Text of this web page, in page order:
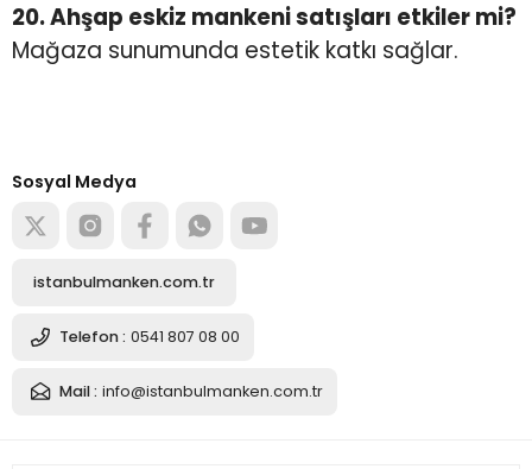
20. Ahşap eskiz mankeni satışları etkiler mi?
Mağaza sunumunda estetik katkı sağlar.
Sosyal Medya
istanbulmanken.com.tr
Telefon : 0541 807 08 00
Mail : info@istanbulmanken.com.tr